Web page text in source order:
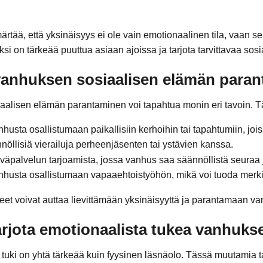
että yksinäisyys ei ole vain emotionaalinen tila, vaan
on tärkeää puuttua asiaan ajoissa ja tarjota tarvittavaa
sosiaalisen elämän
elämän parantaminen voi tapahtua monin eri tavoin.
osallistumaan paikallisiin kerhoihin tai tapahtumiin,
vierailuja perheenjäsenten tai ystävien kanssa.
tarjoamista, jossa vanhus saa säännöllistä seuraa
osallistumaan vapaaehtoistyöhön, mikä voi tuoda
voivat auttaa lievittämään yksinäisyyttä ja parantamaan
emotionaalista tukea
on yhtä tärkeää kuin fyysinen läsnäolo. Tässä muutamia